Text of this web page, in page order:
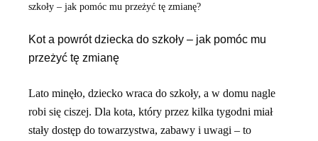
szkoły – jak pomóc mu przeżyć tę zmianę?
Kot a powrót dziecka do szkoły – jak pomóc mu
przeżyć tę zmianę
Lato minęło, dziecko wraca do szkoły, a w domu nagle
robi się ciszej. Dla kota, który przez kilka tygodni miał
stały dostęp do towarzystwa, zabawy i uwagi – to